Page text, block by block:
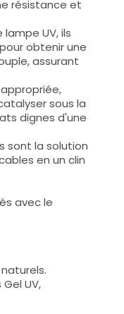
résistance et
UV, ils
obtenir une
assurant
sous la
dignes d'une
sont la solution
en un clin
avec le
UV,